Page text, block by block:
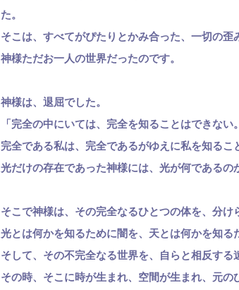
た。
そこは、すべてがぴたりとかみ合った、一切の歪
神様ただお一人の世界だったのです。
神様は、退屈でした。
「完全の中にいては、完全を知ることはできない。
完全である私は、完全であるがゆえに私を知るこ
光だけの存在であった神様には、光が何であるの
そこで神様は、その完全なるひとつの体を、分け
光とは何かを知るために闇を、天とは何かを知る
そして、その不完全なる世界を、自らと相反する
その時、そこに時が生まれ、空間が生まれ、元